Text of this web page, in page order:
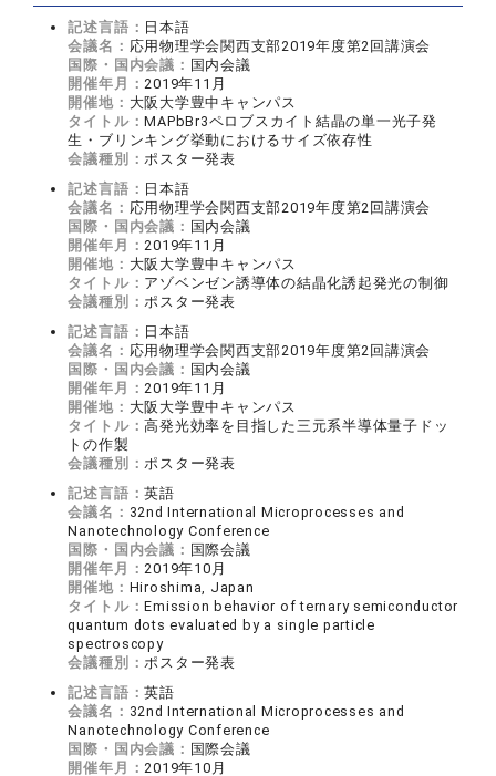
記述言語： 日本語
会議名： 応用物理学会関西支部2019年度第2回講演会
国際・国内会議： 国内会議
開催年月： 2019年11月
開催地： 大阪大学豊中キャンパス
タイトル：MAPbBr3ペロブスカイト結晶の単一光子発
生・ブリンキング挙動におけるサイズ依存性
会議種別： ポスター発表
記述言語： 日本語
会議名： 応用物理学会関西支部2019年度第2回講演会
国際・国内会議： 国内会議
開催年月： 2019年11月
開催地： 大阪大学豊中キャンパス
タイトル： アゾベンゼン誘導体の結晶化誘起発光の制御
会議種別： ポスター発表
記述言語： 日本語
会議名： 応用物理学会関西支部2019年度第2回講演会
国際・国内会議： 国内会議
開催年月： 2019年11月
開催地： 大阪大学豊中キャンパス
タイトル：高発光効率を目指した三元系半導体量子ドッ
トの作製
会議種別： ポスター発表
記述言語：英語
会議名： 32nd International Microprocesses and
Nanotechnology Conference
国際・国内会議： 国際会議
開催年月： 2019年10月
開催地： Hiroshima, Japan
タイトル：Emission behavior of ternary semiconductor
quantum dots evaluated by a single particle
spectroscopy
会議種別： ポスター発表
記述言語：英語
会議名： 32nd International Microprocesses and
Nanotechnology Conference
国際・国内会議： 国際会議
開催年月： 2019年10月